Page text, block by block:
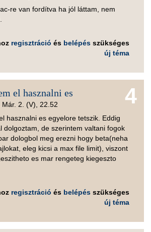
re van fordítva ha jól láttam, nem
regisztráció és belépés szükséges
új téma
4
el hasznalni es
Már. 2. (V), 22.52
hasznalni es egyelore tetszik. Eddig
dolgoztam, de szerintem valtani fogok
dologbol meg erezni hogy beta(neha
eleg kicsi a max file limit), viszont
es mar rengeteg kiegeszto
regisztráció és belépés szükséges
új téma